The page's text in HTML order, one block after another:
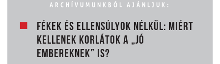
ARCHÍVUMUNKBÓL AJÁNLJUK:
FÉKEK ÉS ELLENSÚLYOK NÉLKÜL: MIÉRT
KELLENEK KORLÁTOK A „JÓ
EMBEREKNEK” IS?